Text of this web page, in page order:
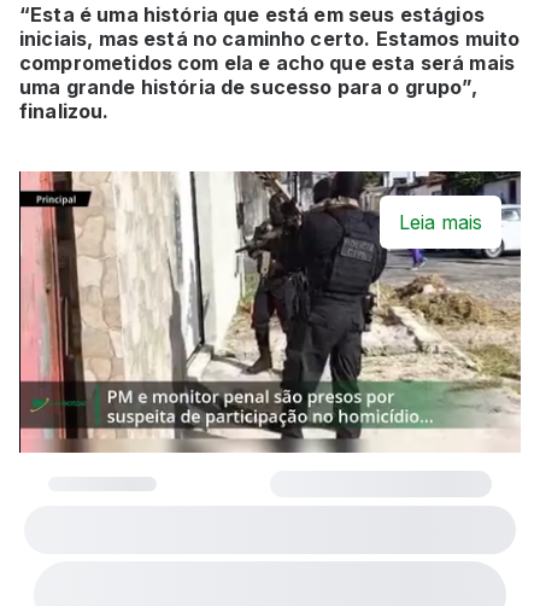
“Esta é uma história que está em seus estágios
iniciais, mas está no caminho certo. Estamos muito
comprometidos com ela e acho que esta será mais
uma grande história de sucesso para o grupo”,
finalizou.
Leia mais